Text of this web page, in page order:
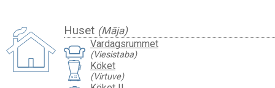
Huset (Māja)
Vardagsrummet
(Viesistaba)
Köket
(Virtuve)